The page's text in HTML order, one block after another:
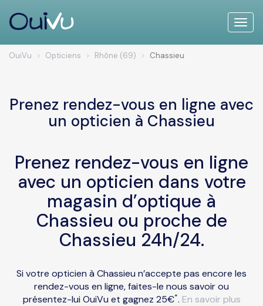
Toggle
OuiVu Opticiens Rhône (69) Chassieu
Prenez rendez-vous en ligne avec
un opticien à Chassieu
Prenez rendez-vous en ligne
avec un opticien dans votre
magasin d’optique à
Chassieu ou proche de
Chassieu 24h/24.
Si votre opticien à Chassieu n’accepte pas encore les
rendez-vous en ligne, faites-le nous savoir ou
présentez-lui OuiVu et gagnez 25€*. En savoir plus